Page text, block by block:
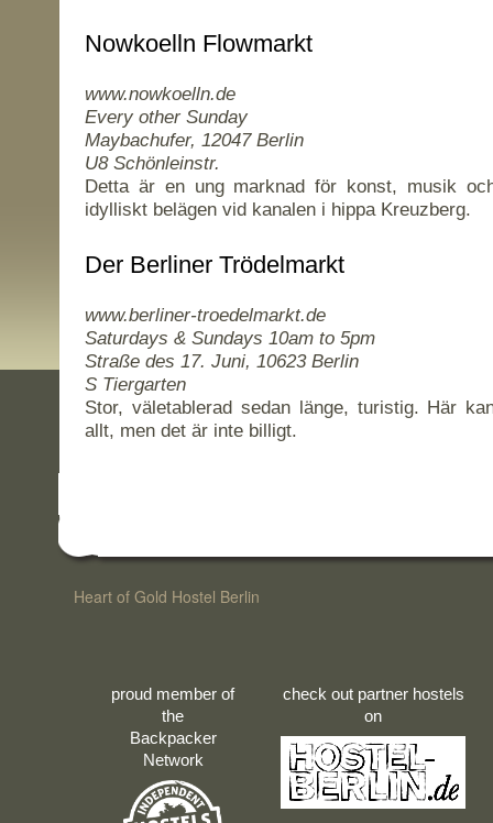
Nowkoelln Flowmarkt
www.nowkoelln.de
Every other Sunday
Maybachufer, 12047 Berlin
U8 Schönleinstr.
Detta är en ung marknad för konst, musik
idylliskt belägen vid kanalen i hippa Kreuzberg.
Der Berliner Trödelmarkt
www.berliner-troedelmarkt.de
Saturdays & Sundays 10am to 5pm
Straße des 17. Juni, 10623 Berlin
S Tiergarten
Stor, väletablerad sedan länge, turistig. Här
allt, men det är inte billigt.
Heart of Gold Hostel Berlin
proud member of
the
Backpacker
Network
check out partner hostels
on